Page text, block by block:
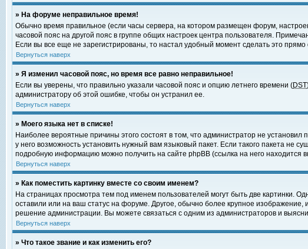
» На форуме неправильное время!
Обычно время правильное (если часы сервера, на котором размещен форум,
часовой пояс на другой пояс в группе общих настроек центра пользователя.
Если вы все еще не зарегистрированы, то настал удобный момент сделать это прямо
Вернуться наверх
» Я изменил часовой пояс, но время все равно неправильное!
Если вы уверены, что правильно указали часовой пояс и опцию летнего времени (DST
администратору об этой ошибке, чтобы он устранил ее.
Вернуться наверх
» Моего языка нет в списке!
Наиболее вероятные причины этого состоят в том, что администратор не
у него возможность установить нужный вам языковый пакет. Если такого пакета не
подробную информацию можно получить на сайте phpBB (ссылка на него находится
Вернуться наверх
» Как поместить картинку вместе со своим именем?
На страницах просмотра тем под именем пользователей могут быть две картинки.
оставили или на ваш статус на форуме. Другое, обычно более крупное изображение,
решение администрации. Вы можете связаться с одним из администраторов и
Вернуться наверх
» Что такое звание и как изменить его?